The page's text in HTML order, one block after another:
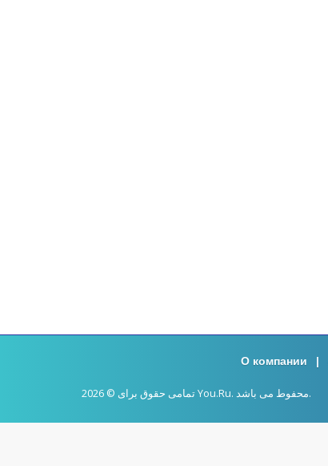
О компании |
تمامی حقوق برای © 2026 You.Ru. محفوط می باشد.